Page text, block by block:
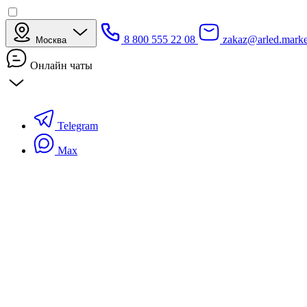
Москва 8 800 555 22 08
Онлайн чаты
Telegram
Max